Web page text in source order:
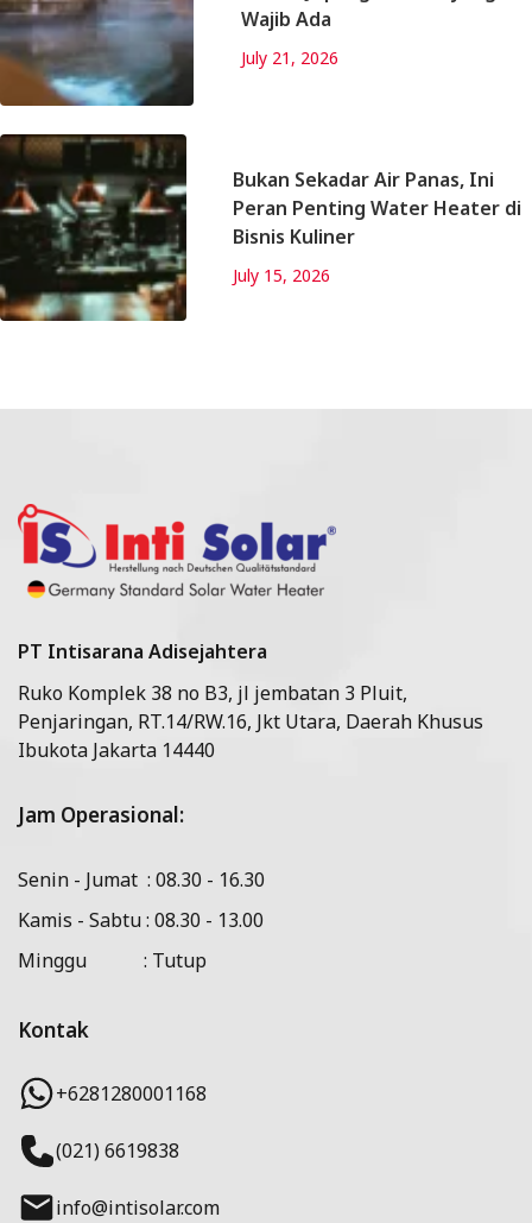
Wajib Ada
July 21, 2026
Bukan Sekadar Air Panas, Ini
Peran Penting Water Heater di
Bisnis Kuliner
July 15, 2026
PT Intisarana Adisejahtera
Ruko Komplek 38 no B3, jl jembatan 3 Pluit,
Penjaringan, RT.14/RW.16, Jkt Utara, Daerah Khusus
Ibukota Jakarta 14440
Jam Operasional:
Senin - Jumat : 08.30 - 16.30
Kamis - Sabtu : 08.30 - 13.00
Minggu : Tutup
Kontak
+6281280001168
(021) 6619838
info@intisolar.com